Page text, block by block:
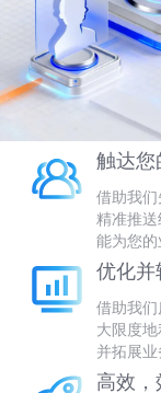
触达您
借助我
精准推
能为您的
优化并
借助我
大限度
并拓展业
高效，